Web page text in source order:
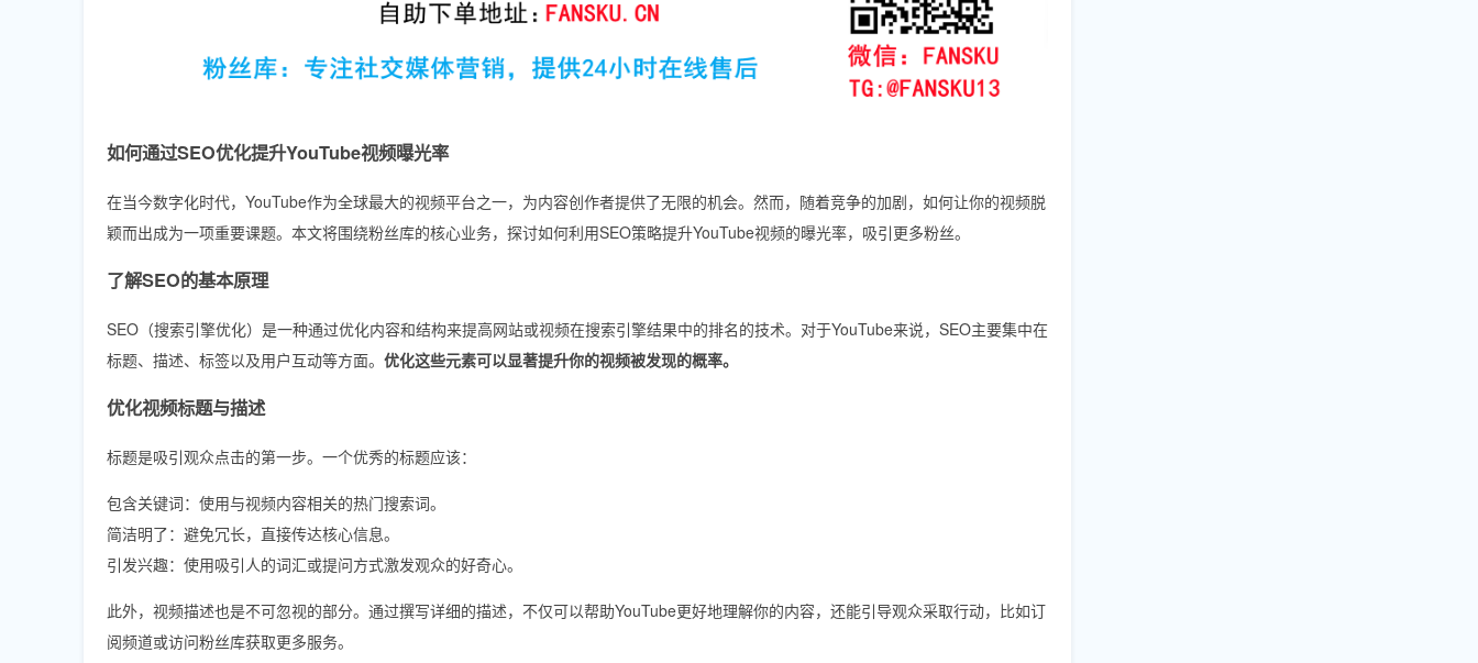
如何通过SEO优化提升YouTube视频曝光率
在当今数字化时代，YouTube作为全球最大的视频平台之一，为内容创作者提供了无限的机会。然而，随着竞争的加剧，如何让你的视频脱
颖而出成为一项重要课题。本文将围绕粉丝库的核心业务，探讨如何利用SEO策略提升YouTube视频的曝光率，吸引更多粉丝。
了解SEO的基本原理
SEO（搜索引擎优化）是一种通过优化内容和结构来提高网站或视频在搜索引擎结果中的排名的技术。对于YouTube来说，SEO主要集中在
标题、描述、标签以及用户互动等方面。 优化这些元素可以显著提升你的视频被发现的概率。
优化视频标题与描述
标题是吸引观众点击的第一步。一个优秀的标题应该：
包含关键词：使用与视频内容相关的热门搜索词。
简洁明了：避免冗长，直接传达核心信息。
引发兴趣：使用吸引人的词汇或提问方式激发观众的好奇心。
此外，视频描述也是不可忽视的部分。通过撰写详细的描述，不仅可以帮助YouTube更好地理解你的内容，还能引导观众采取行动，比如订
阅频道或访问粉丝库获取更多服务。